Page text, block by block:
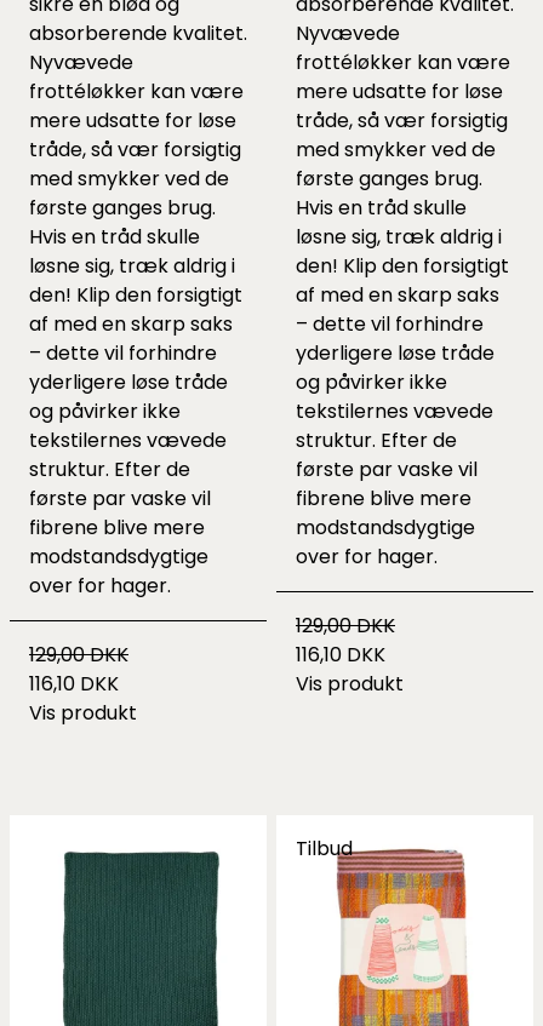
absorberende kvalitet.
Nyvævede
frottéløkker kan være
mere udsatte for løse
tråde, så vær forsigtig
med smykker ved de
første ganges brug.
Hvis en tråd skulle
løsne sig, træk aldrig i
den! Klip den forsigtigt
af med en skarp saks
– dette vil forhindre
yderligere løse tråde
og påvirker ikke
tekstilernes vævede
struktur. Efter de
første par vaske vil
fibrene blive mere
modstandsdygtige
over for hager.
129,00 DKK
116,10 DKK
Vis produkt
Nyvævede
frottéløkker kan være
mere udsatte for løse
tråde, så vær forsigtig
med smykker ved de
første ganges brug.
Hvis en tråd skulle
løsne sig, træk aldrig i
den! Klip den forsigtigt
af med en skarp saks
– dette vil forhindre
yderligere løse tråde
og påvirker ikke
tekstilernes vævede
struktur. Efter de
første par vaske vil
fibrene blive mere
modstandsdygtige
over for hager.
129,00 DKK
116,10 DKK
Vis produkt
Tilbud